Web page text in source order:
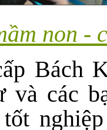
non -
Bách
và các